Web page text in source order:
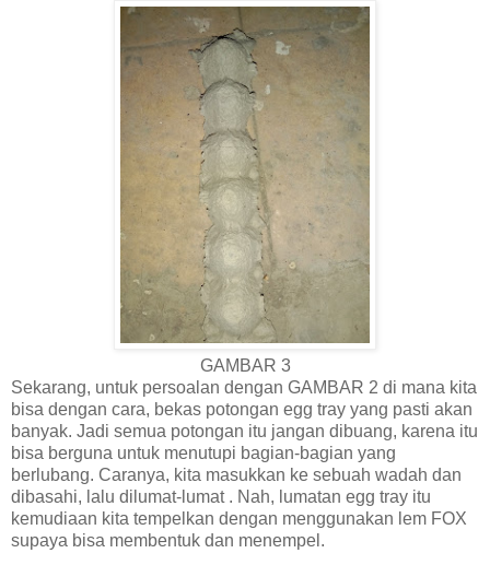
GAMBAR 3
Sekarang, untuk persoalan dengan GAMBAR 2 di mana kita
bisa dengan cara, bekas potongan egg tray yang pasti akan
banyak. Jadi semua potongan itu jangan dibuang, karena itu
bisa berguna untuk menutupi bagian-bagian yang
berlubang. Caranya, kita masukkan ke sebuah wadah dan
dibasahi, lalu dilumat-lumat . Nah, lumatan egg tray itu
kemudiaan kita tempelkan dengan menggunakan lem FOX
supaya bisa membentuk dan menempel.